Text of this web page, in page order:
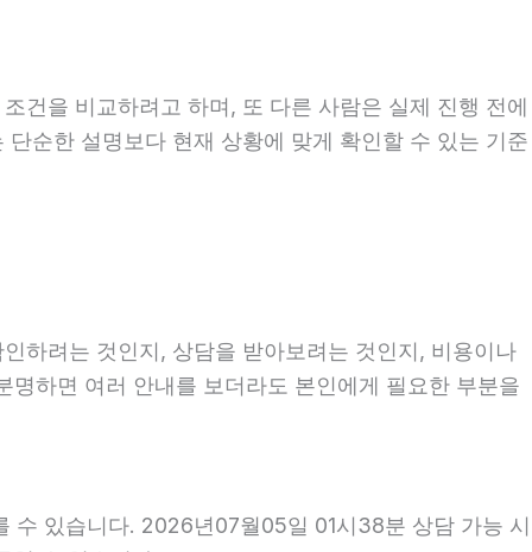
건을 비교하려고 하며, 또 다른 사람은 실제 진행 전에
순한 설명보다 현재 상황에 맞게 확인할 수 있는 기준
하려는 것인지, 상담을 받아보려는 것인지, 비용이나
하면 여러 안내를 보더라도 본인에게 필요한 부분을
수 있습니다. 2026년07월05일 01시38분 상담 가능 시